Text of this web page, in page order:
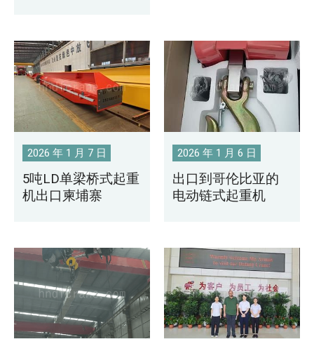
2026 年 1 月 7 日
5吨LD单梁桥式起重
机出口柬埔寨
2026 年 1 月 6 日
出口到哥伦比亚的
电动链式起重机